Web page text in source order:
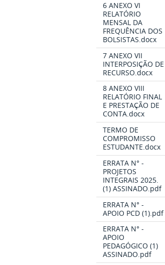
6 ANEXO VI
RELATÓRIO
MENSAL DA
FREQUÊNCIA DOS
BOLSISTAS.docx
7 ANEXO VII
INTERPOSIÇÃO DE
RECURSO.docx
8 ANEXO VIII
RELATÓRIO FINAL
E PRESTAÇÃO DE
CONTA.docx
TERMO DE
COMPROMISSO
ESTUDANTE.docx
ERRATA N° -
PROJETOS
INTEGRAIS 2025.
(1) ASSINADO.pdf
ERRATA N° -
APOIO PCD (1).pdf
ERRATA N° -
APOIO
PEDAGÓGICO (1)
ASSINADO.pdf